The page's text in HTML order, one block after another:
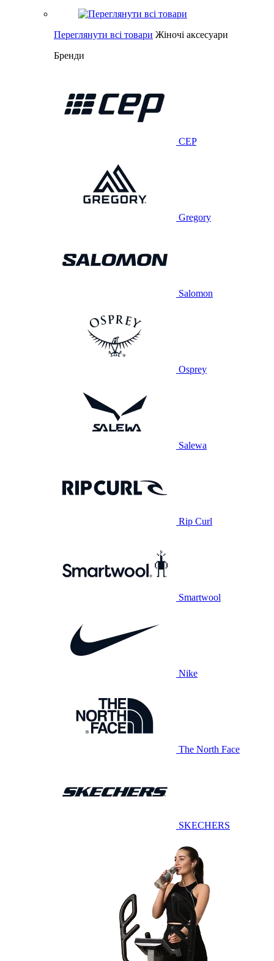
Переглянути всі товари Жіночі аксесуари
Бренди
CEP
Gregory
Salomon
Osprey
Salewa
Rip Curl
Smartwool
Nike
The North Face
SKECHERS